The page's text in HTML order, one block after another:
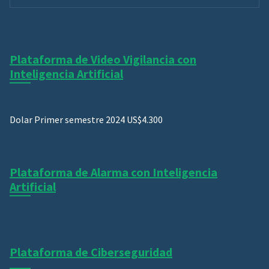
Plataforma de Video Vigilancia con
Inteligencia Artificial
Dolar Primer semestre 2024 US$4.300
Plataforma de Alarma con Inteligencia
Artificial
Plataforma de Ciberseguridad